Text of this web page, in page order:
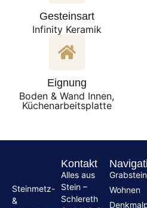
Gesteinsart
Infinity Keramik
Eignung
Boden & Wand Innen,
Küchenarbeitsplatte
Steinmetz-
&
Kontakt
Alles aus
Stein –
Schlereth
Wohnen